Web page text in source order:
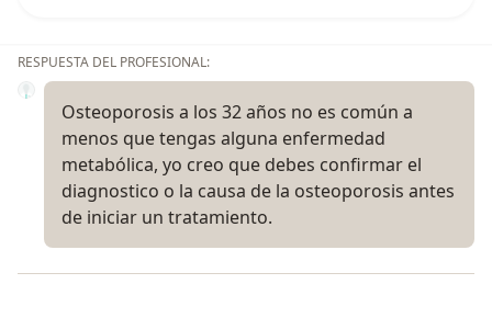
RESPUESTA DEL PROFESIONAL:
Osteoporosis a los 32 años no es común a
menos que tengas alguna enfermedad
metabólica, yo creo que debes confirmar el
diagnostico o la causa de la osteoporosis antes
de iniciar un tratamiento.